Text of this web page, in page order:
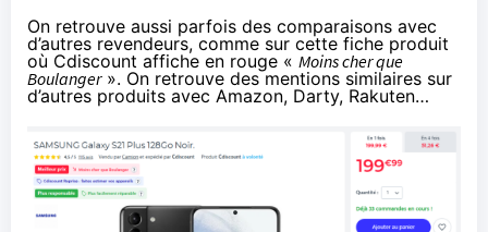
On retrouve aussi parfois des comparaisons avec
d’autres revendeurs, comme sur cette fiche produit
où Cdiscount affiche en rouge « Moins cher que
Boulanger». On retrouve des mentions similaires sur
d’autres produits avec Amazon, Darty, Rakuten…